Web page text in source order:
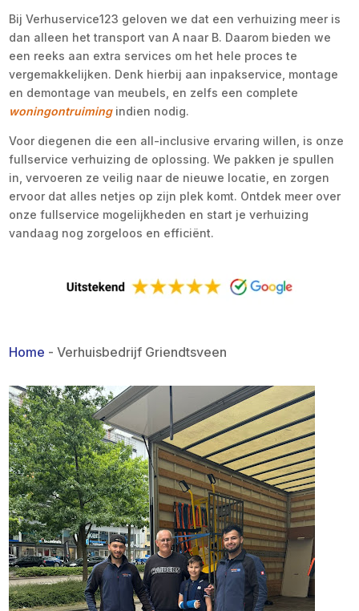
Bij Verhuservice123 geloven we dat een verhuizing meer is
dan alleen het transport van A naar B. Daarom bieden we
een reeks aan extra services om het hele proces te
vergemakkelijken. Denk hierbij aan inpakservice, montage
en demontage van meubels, en zelfs een complete
woningontruimingindien nodig.
Voor diegenen die een all-inclusive ervaring willen, is onze
fullservice verhuizing de oplossing. We pakken je spullen
in, vervoeren ze veilig naar de nieuwe locatie, en zorgen
ervoor dat alles netjes op zijn plek komt. Ontdek meer over
onze fullservice mogelijkheden en start je verhuizing
vandaag nog zorgeloos en efficiënt.
Home -Verhuisbedrijf Griendtsveen